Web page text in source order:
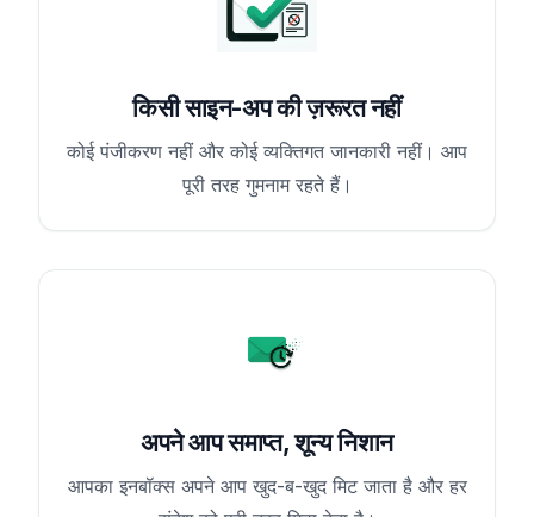
किसी साइन-अप की ज़रूरत नहीं
कोई पंजीकरण नहीं और कोई व्यक्तिगत जानकारी नहीं। आप
पूरी तरह गुमनाम रहते हैं।
अपने आप समाप्त, शून्य निशान
आपका इनबॉक्स अपने आप खुद-ब-खुद मिट जाता है और हर